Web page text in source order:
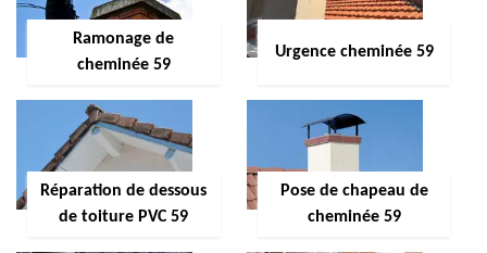
Ramonage de
cheminée 59
Urgence cheminée 59
Réparation de dessous
de toiture PVC 59
Pose de chapeau de
cheminée 59